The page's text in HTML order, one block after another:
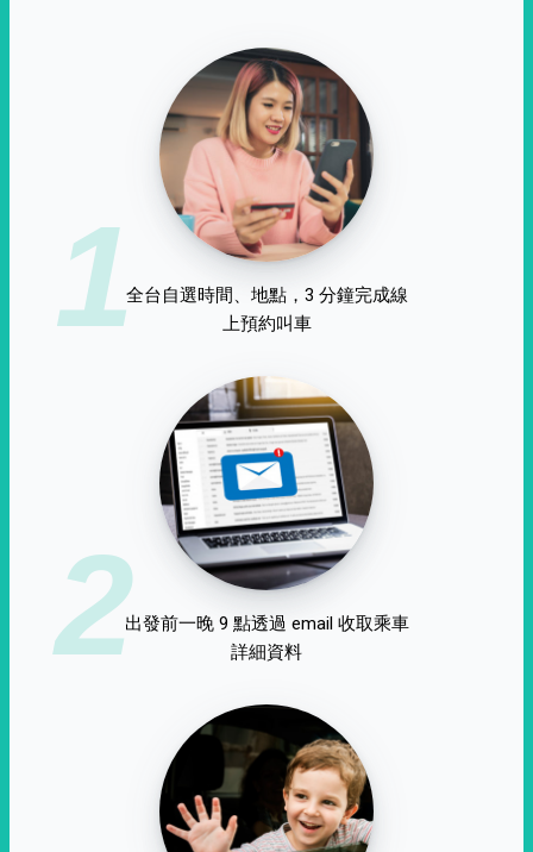
1全台自選時間、地點，3 分鐘完成線
上預約叫車
2出發前一晚 9 點透過 email 收取乘車
詳細資料